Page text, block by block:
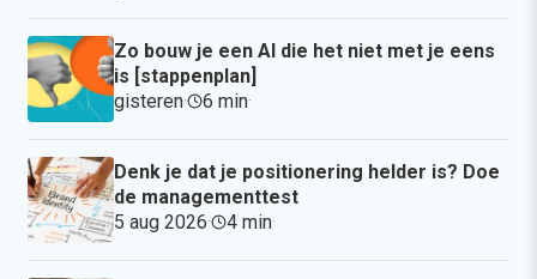
Zo bouw je een AI die het niet met je eens
is [stappenplan]
gisteren· 6 min·
Denk je dat je positionering helder is? Doe
de managementtest
5 aug 2026· 4 min·